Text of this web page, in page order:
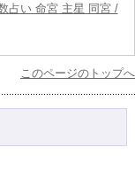
占い 命宮 主星 同宮 /
このページのトップへ